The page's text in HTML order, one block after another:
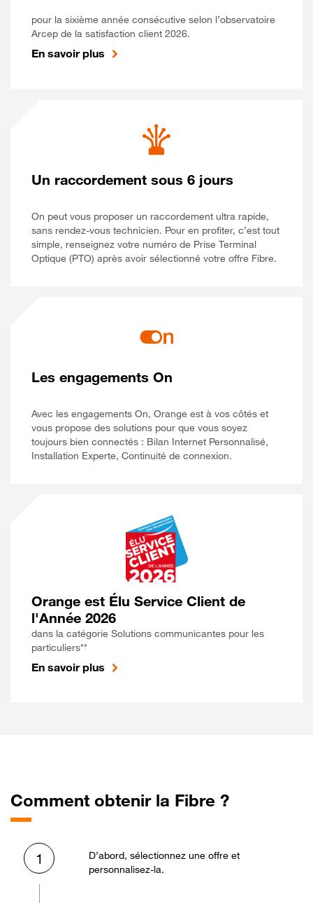
pour la sixième année consécutive selon l’observatoire
Arcep de la satisfaction client 2026.
En savoir plus
Un raccordement sous 6 jours
On peut vous proposer un raccordement ultra rapide,
sans rendez-vous technicien. Pour en profiter, c’est tout
simple, renseignez votre numéro de Prise Terminal
Optique (PTO) après avoir sélectionné votre offre Fibre.
Les engagements On
Avec les engagements On, Orange est à vos côtés et
vous propose des solutions pour que vous soyez
toujours bien connectés : Bilan Internet Personnalisé,
Installation Experte, Continuité de connexion.
Orange est Élu Service Client de
l'Année 2026
dans la catégorie Solutions communicantes pour les
particuliers**
En savoir plus
Comment obtenir la Fibre ?
1
D’abord, sélectionnez une offre et
personnalisez-la.